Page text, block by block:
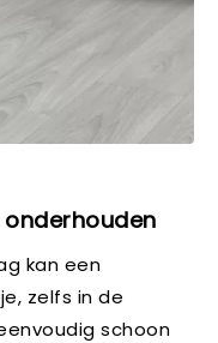
kan een
zelfs in de
schoon